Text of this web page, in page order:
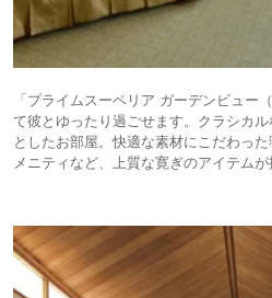
「プライムスーペリア ガーデンビュー
て彼とゆったり過ごせます。クラシカ
としたお部屋。快適な素材にこだわっ
メニティなど、上質な寛ぎのアイテムが